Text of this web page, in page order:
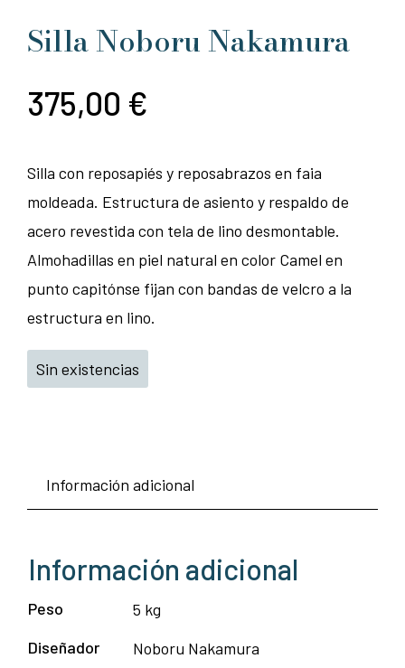
Silla Noboru Nakamura
375,00 €
Silla con reposapiés y reposabrazos en faia
moldeada. Estructura de asiento y respaldo de
acero revestida con tela de lino desmontable.
Almohadillas en piel natural en color Camel en
punto capitónse fijan con bandas de velcro a la
estructura en lino.
Sin existencias
Información adicional
Información adicional
Peso
5 kg
Diseñador
Noboru Nakamura